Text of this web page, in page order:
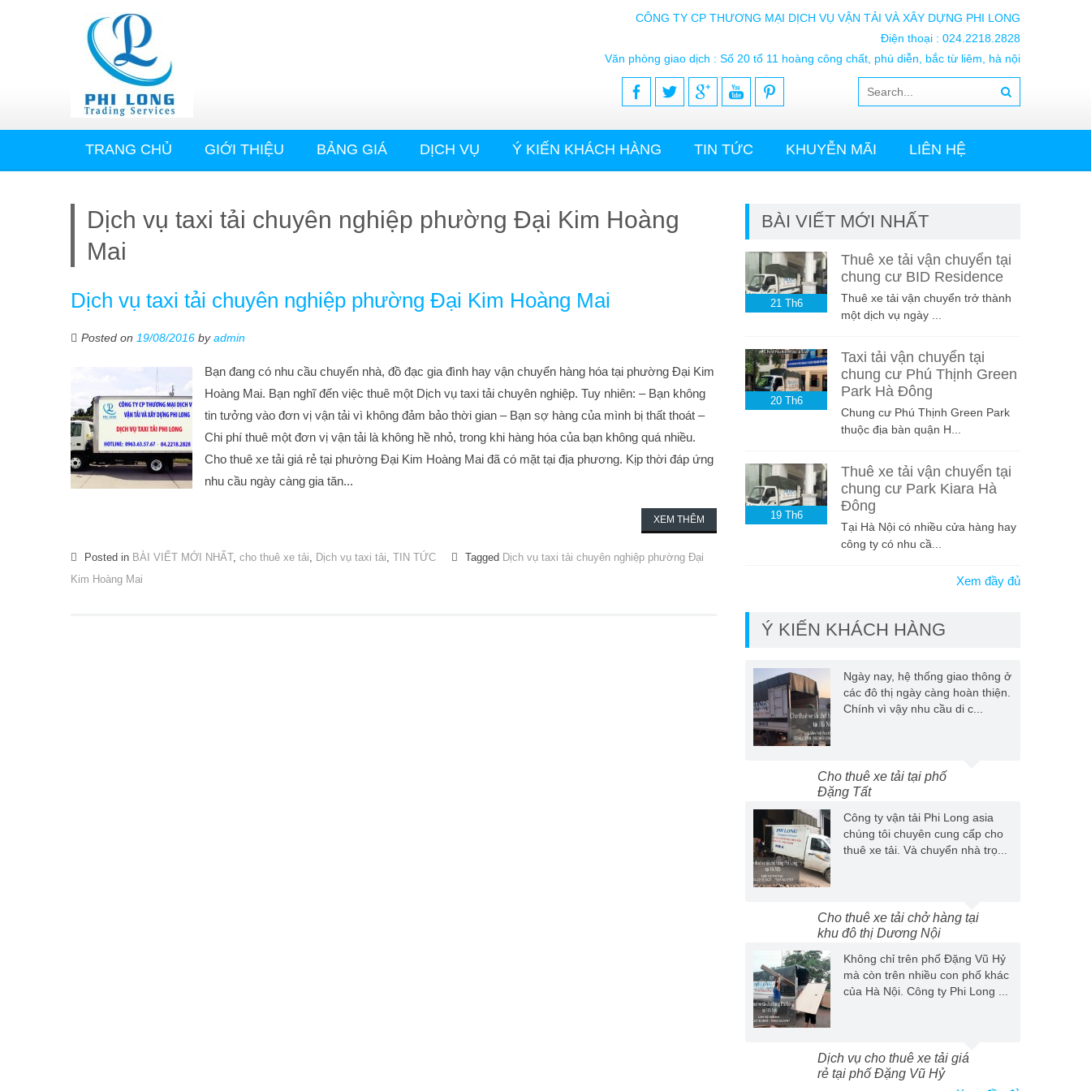
CÔNG TY CP THƯƠNG MẠI DỊCH VỤ VẬN TẢI VÀ XÂY DỰNG PHI LONG
Điện thoại : 024.2218.2828
Văn phòng giao dịch : Số 20 tổ 11 hoàng công chất, phú diễn, bắc từ liêm, hà nội
TRANG CHỦ GIỚI THIỆU BẢNG GIÁ DỊCH VỤ Ý KIẾN KHÁCH HÀNG TIN TỨC KHUYỄN MÃI LIÊN HỆ
Dịch vụ taxi tải chuyên nghiệp phường Đại Kim Hoàng
Mai
Dịch vụ taxi tải chuyên nghiệp phường Đại Kim Hoàng Mai
Posted on 19/08/2016 byadmin
Bạn đang có nhu cầu chuyển nhà, đồ đạc gia đình hay vận chuyển hàng hóa tại phường Đại Kim
Hoàng Mai. Bạn nghĩ đến việc thuê một Dịch vụ taxi tải chuyên nghiệp. Tuy nhiên: – Bạn không
tin tưởng vào đơn vị vận tải vì không đảm bảo thời gian – Bạn sợ hàng của mình bị thất thoát –
Chi phí thuê một đơn vị vận tải là không hề nhỏ, trong khi hàng hóa của bạn không quá nhiều.
Cho thuê xe tải giá rẻ tại phường Đại Kim Hoàng Mai đã có mặt tại địa phương. Kịp thời đáp ứng
nhu cầu ngày càng gia tăn...
XEM THÊM
Posted in BÀI VIẾT MỚI NHẤT, cho thuê xe tải, Dịch vụ taxi tải, TIN TỨC Tagged Dịch vụ taxi tải chuyên nghiệp phường Đại
Kim Hoàng Mai
BÀI VIẾT MỚI NHẤT
21 Th6
Thuê xe tải vận chuyển tại
chung cư BID Residence
Thuê xe tải vận chuyển trở thành
một dịch vụ ngày ...
20 Th6
Taxi tải vận chuyển tại
chung cư Phú Thịnh Green
Park Hà Đông
Chung cư Phú Thịnh Green Park
thuộc địa bàn quận H...
19 Th6
Thuê xe tải vận chuyển tại
chung cư Park Kiara Hà
Đông
Tại Hà Nội có nhiều cửa hàng hay
công ty có nhu cầ...
Xem đầy đủ
Ý KIẾN KHÁCH HÀNG
Ngày nay, hệ thống giao thông ở
các đô thị ngày càng hoàn thiện.
Chính vì vậy nhu cầu di c...
Cho thuê xe tải tại phố
Đặng Tất
Công ty vận tải Phi Long asia
chúng tôi chuyên cung cấp cho
thuê xe tải. Và chuyển nhà trọ...
Cho thuê xe tải chở hàng tại
khu đô thị Dương Nội
Không chỉ trên phố Đặng Vũ Hỷ
mà còn trên nhiều con phố khác
của Hà Nội. Công ty Phi Long ...
Dịch vụ cho thuê xe tải giá
rẻ tại phố Đặng Vũ Hỷ